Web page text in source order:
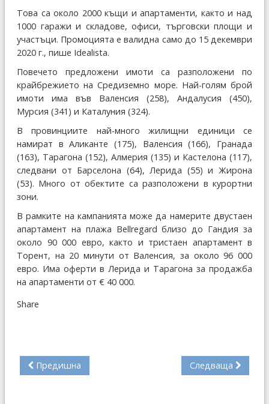
Това са около 2000 къщи и апартаменти, както и над
1000 гаражи и складове, офиси, търговски площи и
участъци. Промоцията е валидна само до 15 декември
2020 г., пише Idealista.
Повечето предложени имоти са разположени по
крайбрежието на Средиземно море. Най-голям брой
имоти има във Валенсия (258), Андалусия (450),
Мурсия (341) и Каталуния (324).
В провинциите най-много жилищни единици се
намират в Аликанте (175), Валенсия (166), Гранада
(163), Тарагона (152), Алмерия (135) и Кастелона (117),
следвани от Барселона (64), Лерида (55) и Жирона
(53). Много от обектите са разположени в курортни
зони.
В рамките на кампанията може да намерите двустаен
апартамент на плажа Bellregard близо до Гандия за
около 90 000 евро, както и тристаен апартамент в
Торент, на 20 минути от Валенсия, за около 96 000
евро. Има оферти в Лерида и Тарагона за продажба
на апартаменти от € 40 000.
Share
Предишна Следваща